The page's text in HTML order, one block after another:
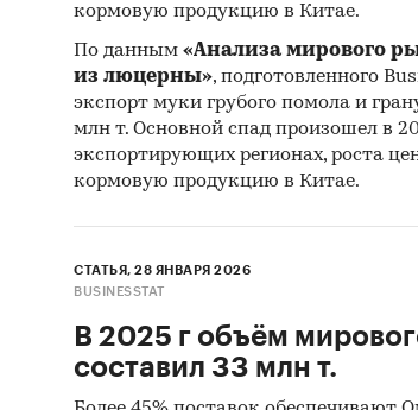
кормовую продукцию в Китае.
По данным «Анализа мирового
из люцерны», подготовленного
экспорт муки грубого помола и
млн т. Основной спад произошел в
экспортирующих регионах, роста
кормовую продукцию в Китае.
СТАТЬЯ, 28 ЯНВАРЯ 2026
BUSINESSTAT
В 2025 г объём
составил 33 млн т.